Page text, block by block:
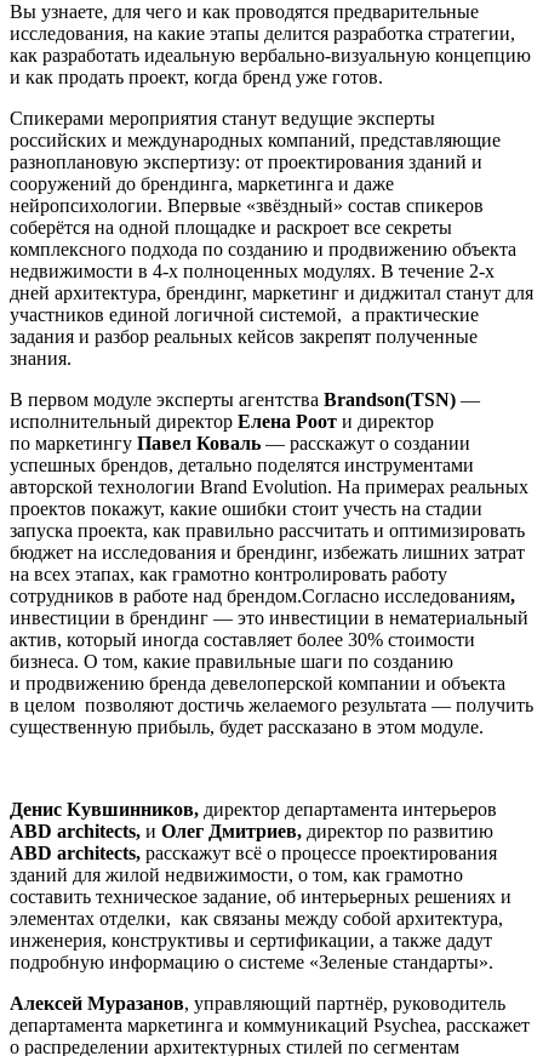
Вы узнаете, для чего и как проводятся предварительные
исследования, на какие этапы делится разработка стратегии,
как разработать идеальную вербально-визуальную концепцию
и как продать проект, когда бренд уже готов.
Спикерами мероприятия станут ведущие эксперты
российских и международных компаний, представляющие
разноплановую экспертизу: от проектирования зданий и
сооружений до брендинга, маркетинга и даже
нейропсихологии. Впервые «звёздный» состав спикеров
соберётся на одной площадке и раскроет все секреты
комплексного подхода по созданию и продвижению объекта
недвижимости в 4-х полноценных модулях. В течение 2-х
дней архитектура, брендинг, маркетинг и диджитал станут для
участников единой логичной системой, а практические
задания и разбор реальных кейсов закрепят полученные
знания.
В первом модуле эксперты агентства Brandson(TSN) —
исполнительный директор Елена Роот и директор
по маркетингу Павел Коваль — расскажут о создании
успешных брендов, детально поделятся инструментами
авторской технологии Brand Evolution. На примерах реальных
проектов покажут, какие ошибки стоит учесть на стадии
запуска проекта, как правильно рассчитать и оптимизировать
бюджет на исследования и брендинг, избежать лишних затрат
на всех этапах, как грамотно контролировать работу
сотрудников в работе над брендом.Согласно исследованиям,
инвестиции в брендинг — это инвестиции в нематериальный
актив, который иногда составляет более 30% стоимости
бизнеса. О том, какие правильные шаги по созданию
и продвижению бренда девелоперской компании и объекта
в целом позволяют достичь желаемого результата — получить
существенную прибыль, будет рассказано в этом модуле.
Денис Кувшинников, директор департамента интерьеров
ABD architects, и Олег Дмитриев, директор по развитию
ABD architects, расскажут всё о процессе проектирования
зданий для жилой недвижимости, о том, как грамотно
составить техническое задание, об интерьерных решениях и
элементах отделки, как связаны между собой архитектура,
инженерия, конструктивы и сертификации, а также дадут
подробную информацию о системе «Зеленые стандарты».
Алексей Муразанов, управляющий партнёр, руководитель
департамента маркетинга и коммуникаций Psychea, расскажет
о распределении архитектурных стилей по сегментам